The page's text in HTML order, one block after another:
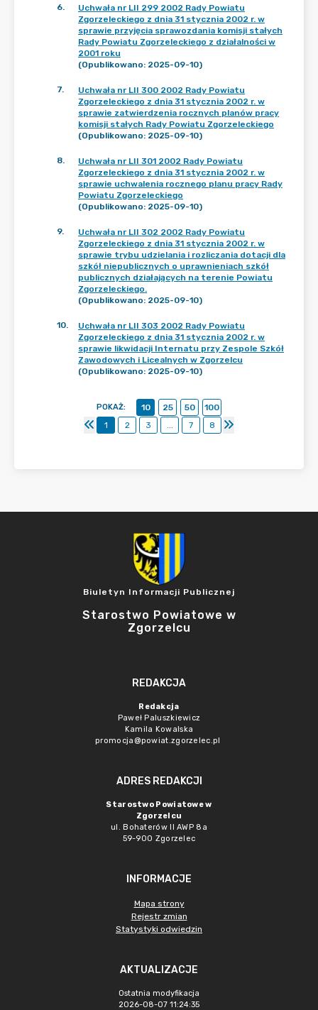
6.
Uchwała nr LII 299 2002 Rady Powiatu
Zgorzeleckiego z dnia 31 stycznia 2002 r. w
sprawie przyjęcia sprawozdania komisji stałych
Rady Powiatu Zgorzeleckiego z działalności w
2001 roku
(Opublikowano: 2025-09-10)
7.
Uchwała nr LII 300 2002 Rady Powiatu
Zgorzeleckiego z dnia 31 stycznia 2002 r. w
sprawie zatwierdzenia rocznych planów pracy
komisji stałych Rady Powiatu Zgorzeleckiego
(Opublikowano: 2025-09-10)
8.
Uchwała nr LII 301 2002 Rady Powiatu
Zgorzeleckiego z dnia 31 stycznia 2002 r. w
sprawie uchwalenia rocznego planu pracy Rady
Powiatu Zgorzeleckiego
(Opublikowano: 2025-09-10)
9.
Uchwała nr LII 302 2002 Rady Powiatu
Zgorzeleckiego z dnia 31 stycznia 2002 r. w
sprawie trybu udzielania i rozliczania dotacji dla
szkół niepublicznych o uprawnieniach szkół
publicznych działających na terenie Powiatu
Zgorzeleckiego.
(Opublikowano: 2025-09-10)
10.
Uchwała nr LII 303 2002 Rady Powiatu
Zgorzeleckiego z dnia 31 stycznia 2002 r. w
sprawie likwidacji Internatu przy Zespole Szkół
Zawodowych i Licealnych w Zgorzelcu
(Opublikowano: 2025-09-10)
POKAŻ: 10 25 50
100
1
2 3 ... 7 8
Biuletyn Informacji Publicznej
Starostwo Powiatowe w
Zgorzelcu
REDAKCJA
Redakcja
Paweł Paluszkiewicz
Kamila Kowalska
promocja@powiat.zgorzelec.pl
ADRES REDAKCJI
Starostwo Powiatowe w
Zgorzelcu
ul. Bohaterów II AWP 8a
59-900 Zgorzelec
INFORMACJE
Mapa strony
Rejestr zmian
Statystyki odwiedzin
AKTUALIZACJE
Ostatnia modyfikacja
2026-08-07 11:24:35